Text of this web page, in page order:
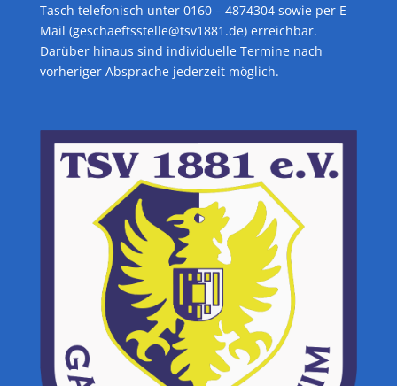
Tasch telefonisch unter 0160 – 4874304 sowie per E-
Mail (geschaeftsstelle@tsv1881.de) erreichbar.
Darüber hinaus sind individuelle Termine nach
vorheriger Absprache jederzeit möglich.